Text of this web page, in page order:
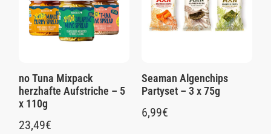
no Tuna Mixpack
herzhafte Aufstriche – 5
x 110g
23,49€
Seaman Algenchips
Partyset – 3 x 75g
6,99€